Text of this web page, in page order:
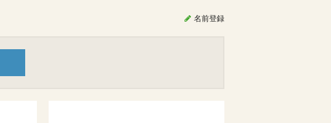
名前登録